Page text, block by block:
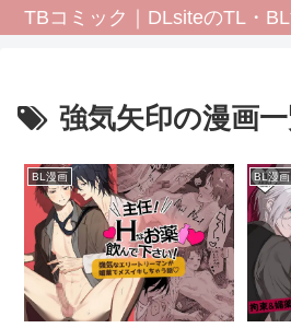
TBコミック｜DLsiteのTL・
強気矢印の漫画
BL漫画 BL漫画